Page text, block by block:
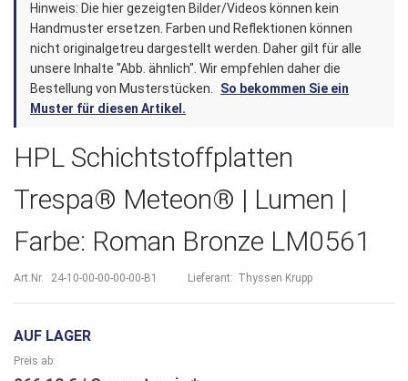
Anfang
der
Bildergalerie
springen
Hinweis: Die hier gezeigten Bilder/Videos können kein
Handmuster ersetzen. Farben und Reflektionen können
nicht originalgetreu dargestellt werden. Daher gilt für alle
unsere Inhalte "Abb. ähnlich". Wir empfehlen daher die
Bestellung von Musterstücken.
So bekommen Sie ein
Muster für diesen Artikel.
HPL Schichtstoffplatten
Trespa® Meteon® | Lumen |
Farbe: Roman Bronze LM0561
Art.Nr. 24-10-00-00-00-00-B1 Lieferant: Thyssen Krupp
AUF LAGER
Preis ab